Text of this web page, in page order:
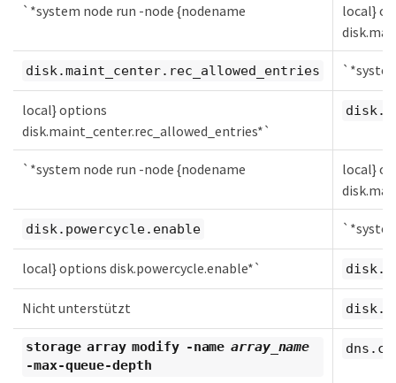
`*system node run -node {nodename
local}
disk.maint_center.rec_allowed_entries
local} options
disk.maint_center.rec_allowed_entries*`
`*system node run -node {nodename
local}
disk.powercycle.enable
local} options disk.powercycle.enable*`
Nicht unterstützt
storage array modify -name array_name
-max-queue-depth